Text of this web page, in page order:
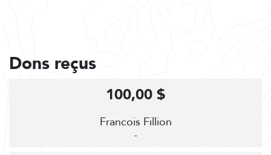
Dons reçus
Francois Fillion
-
100,00 $